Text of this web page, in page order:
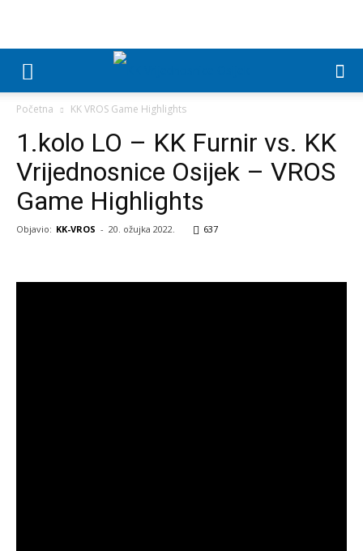
Početna KK VROS Game Highlights
1.kolo LO – KK Furnir vs. KK
Vrijednosnice Osijek – VROS
Game Highlights
Objavio: KK-VROS - 20. ožujka 2022. 637